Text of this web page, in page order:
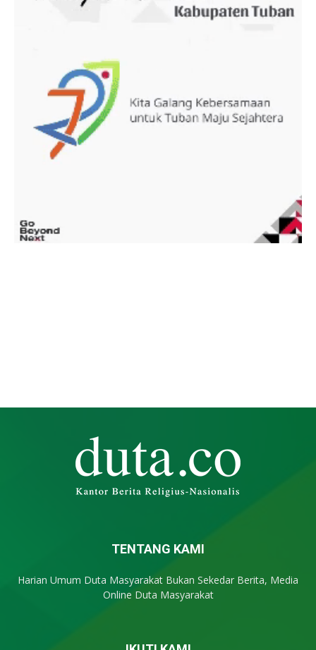
TENTANG KAMI
Harian Umum Duta Masyarakat Bukan Sekedar Berita, Media
Online Duta Masyarakat